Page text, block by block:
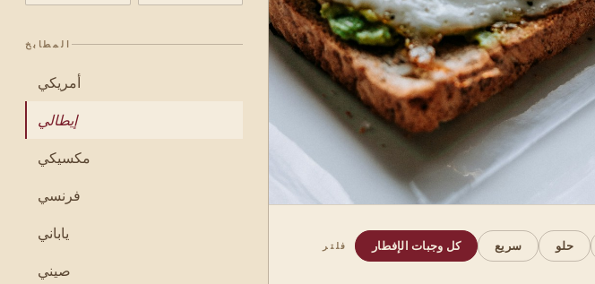
المطابخ
أمريكي
إيطالي
مكسيكي
فرنسي
ياباني
صيني
فلتر كل وجبات الإفطار سريع حلو